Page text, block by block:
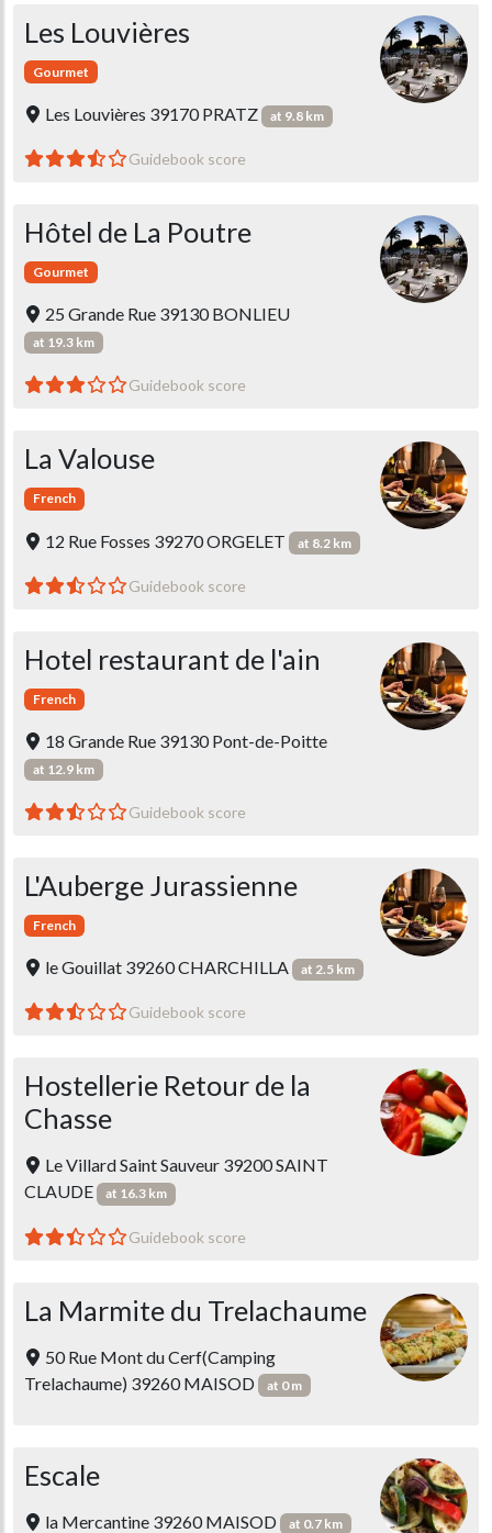
Les Louvières
Gourmet
Les Louvières 39170 PRATZ at 9.8 km
Guidebook score
Hôtel de La Poutre
Gourmet
25 Grande Rue 39130 BONLIEU
at 19.3 km
Guidebook score
La Valouse
French
12 Rue Fosses 39270 ORGELET at 8.2 km
Guidebook score
Hotel restaurant de l'ain
French
18 Grande Rue 39130 Pont-de-Poitte
at 12.9 km
Guidebook score
L'Auberge Jurassienne
French
le Gouillat 39260 CHARCHILLA at 2.5 km
Guidebook score
Hostellerie Retour de la
Chasse
Le Villard Saint Sauveur 39200 SAINT
CLAUDE
at 16.3 km
Guidebook score
La Marmite du Trelachaume
50 Rue Mont du Cerf(Camping
Trelachaume) 39260 MAISOD
at 0 m
Escale
la Mercantine 39260 MAISOD at 0.7 km